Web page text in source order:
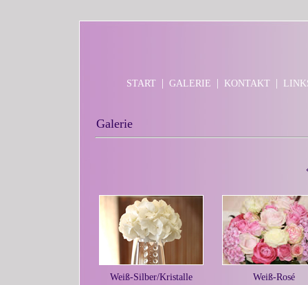
START | GALERIE | KONTAKT |
Galerie
Weiß-Silber/Kristalle Weiß-Rosé